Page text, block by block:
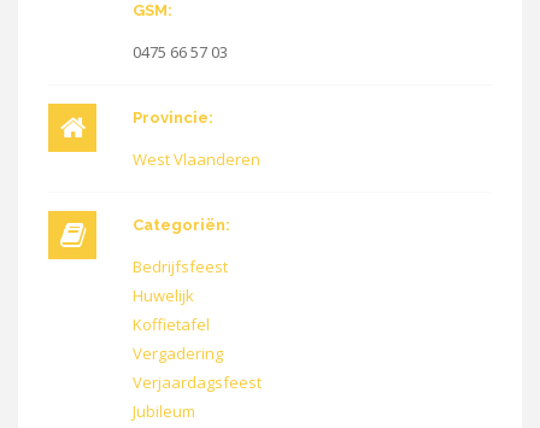
GSM:
0475 66 57 03
Provincie:
West Vlaanderen
Categoriën:
Bedrijfsfeest
Huwelijk
Koffietafel
Vergadering
Verjaardagsfeest
Jubileum